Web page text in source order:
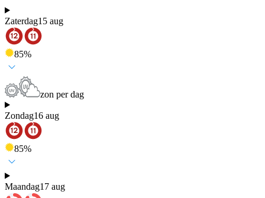
Zaterdag15 aug
85%
zon per dag
Zondag16 aug
85%
Maandag17 aug